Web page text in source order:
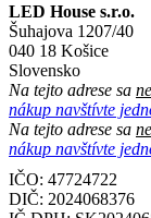
LED House s.r.o.
Šuhajova 1207/40
040 18 Košice
Slovensko
Na tejto adrese sa
nákup navštívte
Na tejto adrese sa
nákup navštívte
IČO: 47724722
DIČ: 2024068376